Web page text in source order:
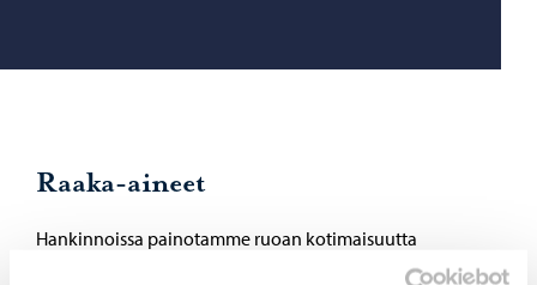
Raaka-aineet
Hankinnoissa painotamme ruoan kotimaisuutta
hankintalain puitteissa. Ruokajuomana tarjoamme